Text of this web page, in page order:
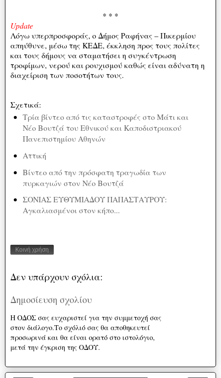
* * *
Update
Λόγω υπερπροσφοράς, ο Δήμος Ραφήνας – Πικερμίου
απηύθυνε, μέσω της ΚΕΔΕ, έκκληση προς τους πολίτες
και τους δήμους να σταματήσει η συγκέντρωση
τροφίμων, νερού και ρουχισμού καθώς είναι αδύνατη η
διαχείριση των ποσοτήτων τους.
Σχετικά:
Τρία βίντεο από τις καταστροφές στο Μάτι και
Νέο Βουτζά του Εθνικού και Καποδιστριακού
Πανεπιστημίου Αθηνών
Αττική
Βίντεο από την πρόσφατη τραγωδία των
πυρκαγιών στον Νέο Βουτζά
ΣΟΝΙΑΣ ΕΥΘΥΜΙΑΔΟΥ ΠΑΠΑΣΤΑΥΡΟΥ:
Αγκαλιασμένοι στον κήπο...
Κοινή χρήση
Δεν υπάρχουν σχόλια:
Δημοσίευση σχολίου
Η ΟΔΟΣ σας ευχαριστεί για την συμμετοχή σας
στον διάλογο.Το σχόλιό σας θα αποθηκευτεί
προσωρινά και θα είναι ορατό στο ιστολόγιο,
μετά την έγκριση της ΟΔΟΥ.